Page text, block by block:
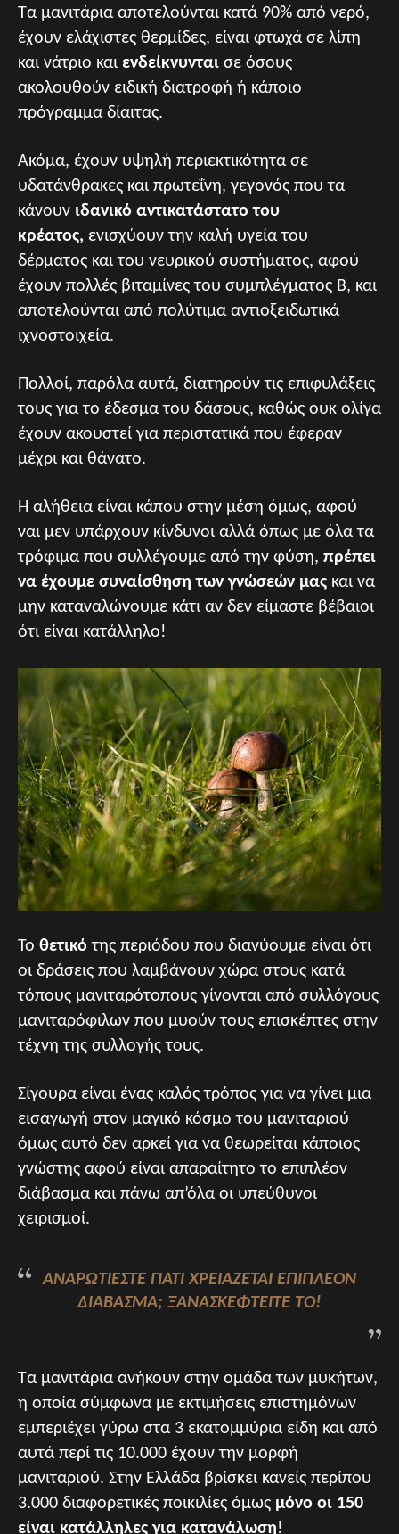
Τα μανιτάρια αποτελούνται κατά 90% από νερό,
έχουν ελάχιστες θερμίδες, είναι φτωχά σε λίπη
και νάτριο και ενδείκνυνται σε όσους
ακολουθούν ειδική διατροφή ή κάποιο
πρόγραμμα δίαιτας.
Ακόμα, έχουν υψηλή περιεκτικότητα σε
υδατάνθρακες και πρωτεΐνη, γεγονός που τα
κάνουν ιδανικό αντικατάστατο του
κρέατος, ενισχύουν την καλή υγεία του
δέρματος και του νευρικού συστήματος, αφού
έχουν πολλές βιταμίνες του συμπλέγματος Β, και
αποτελούνται από πολύτιμα αντιοξειδωτικά
ιχνοστοιχεία.
Πολλοί, παρόλα αυτά, διατηρούν τις επιφυλάξεις
τους για το έδεσμα του δάσους, καθώς ουκ ολίγα
έχουν ακουστεί για περιστατικά που έφεραν
μέχρι και θάνατο.
Η αλήθεια είναι κάπου στην μέση όμως, αφού
ναι μεν υπάρχουν κίνδυνοι αλλά όπως με όλα τα
τρόφιμα που συλλέγουμε από την φύση, πρέπει
να έχουμε συναίσθηση των γνώσεών μας και να
μην καταναλώνουμε κάτι αν δεν είμαστε βέβαιοι
ότι είναι κατάλληλο!
Το θετικό της περιόδου που διανύουμε είναι ότι
οι δράσεις που λαμβάνουν χώρα στους κατά
τόπους μανιταρότοπους γίνονται από συλλόγους
μανιταρόφιλων που μυούν τους επισκέπτες στην
τέχνη της συλλογής τους.
Σίγουρα είναι ένας καλός τρόπος για να γίνει μια
εισαγωγή στον μαγικό κόσμο του μανιταριού
όμως αυτό δεν αρκεί για να θεωρείται κάποιος
γνώστης αφού είναι απαραίτητο το επιπλέον
διάβασμα και πάνω απ’όλα οι υπεύθυνοι
χειρισμοί.
ΑΝΑΡΩΤΙΈΣΤΕ ΓΙΑΤΊ ΧΡΕΙΆΖΕΤΑΙ ΕΠΙΠΛΈΟΝ
ΔΙΆΒΑΣΜΑ; ΞΑΝΑΣΚΕΦΤΕΊΤΕ ΤΟ!
Τα μανιτάρια ανήκουν στην ομάδα των μυκήτων,
η οποία σύμφωνα με εκτιμήσεις επιστημόνων
εμπεριέχει γύρω στα 3 εκατομμύρια είδη και από
αυτά περί τις 10.000 έχουν την μορφή
μανιταριού. Στην Ελλάδα βρίσκει κανείς περίπου
3.000 διαφορετικές ποικιλίες όμως μόνο οι 150
είναι κατάλληλες για κατανάλωση!